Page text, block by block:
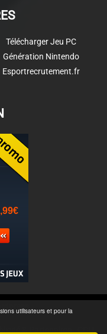
utilisateurs et pour la
Télécharger Jeu PC
Génération Nintendo
Esportrecrutement.fr